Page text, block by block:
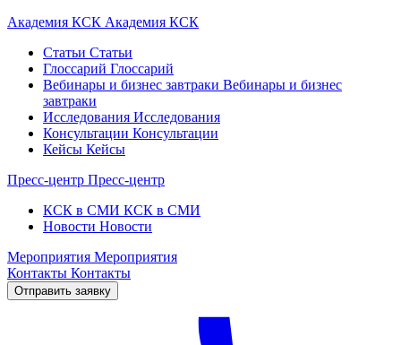
Академия КСК Академия КСК
Статьи Статьи
Глоссарий Глоссарий
Вебинары и бизнес завтраки Вебинары и бизнес
завтраки
Исследования Исследования
Консультации Консультации
Кейсы Кейсы
Пресс-центр Пресс-центр
КСК в СМИ КСК в СМИ
Новости Новости
Мероприятия Мероприятия
Контакты Контакты
Отправить заявку